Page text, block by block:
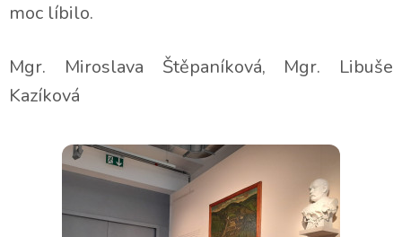
moc líbilo.
Mgr. Miroslava Štěpaníková, Mgr. Libuše
Kazíková